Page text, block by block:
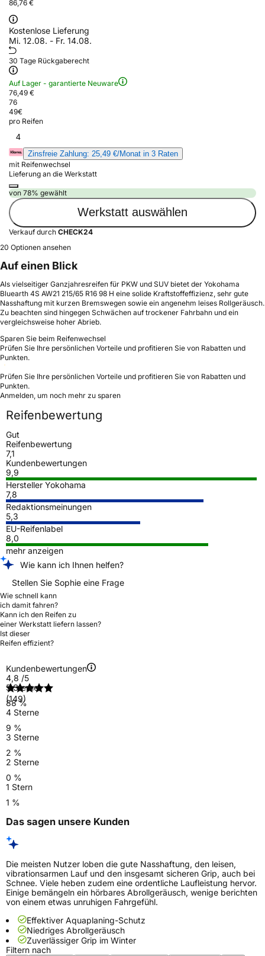
86,76 €
Kostenlose Lieferung
Mi. 12.08. - Fr. 14.08.
30 Tage Rückgaberecht
Auf Lager - garantierte Neuware
76,49 €
76
49€
pro Reifen
4
Zinsfreie Zahlung: 25,49 €/Monat in 3 Raten
mit Reifenwechsel
Lieferung an die Werkstatt
von 78% gewählt
Werkstatt auswählen
Verkauf durch CHECK24
20 Optionen ansehen
Auf einen Blick
Als vielseitiger Ganzjahresreifen für PKW und SUV bietet der Yokohama
Bluearth 4S AW21 215/65 R16 98 H eine solide Kraftstoffeffizienz, sehr gute
Nasshaftung mit kurzen Bremswegen sowie ein angenehm leises Rollgeräusch.
Zu beachten sind hingegen Schwächen auf trockener Fahrbahn und ein
vergleichsweise hoher Abrieb.
Sparen Sie beim Reifenwechsel
Prüfen Sie Ihre persönlichen Vorteile und profitieren Sie von Rabatten und
Punkten.
Prüfen Sie Ihre persönlichen Vorteile und profitieren Sie von Rabatten und
Punkten.
Anmelden, um noch mehr zu sparen
Reifenbewertung
Gut
Reifenbewertung
7,1
Kundenbewertungen
9,9
Hersteller Yokohama
7,8
Redaktionsmeinungen
5,3
EU-Reifenlabel
8,0
mehr anzeigen
Wie kann ich Ihnen helfen?
Stellen Sie Sophie eine Frage
Wie schnell kann
ich damit fahren?
Kann ich den Reifen zu
einer Werkstatt liefern lassen?
Ist dieser
Reifen effizient?
Kundenbewertungen
4,8 /5
(149)
5 Sterne
88 %
4 Sterne
9 %
3 Sterne
2 %
2 Sterne
0 %
1 Stern
1 %
Das sagen unsere Kunden
Die meisten Nutzer loben die gute Nasshaftung, den leisen,
vibrationsarmen Lauf und den insgesamt sicheren Grip, auch bei
Schnee. Viele heben zudem eine ordentliche Laufleistung hervor.
Einige bemängeln ein hörbares Abrollgeräusch, wenige berichten
von einem etwas unruhigen Fahrgefühl.
Effektiver Aquaplaning-Schutz
Niedriges Abrollgeräusch
Zuverlässiger Grip im Winter
Filtern nach